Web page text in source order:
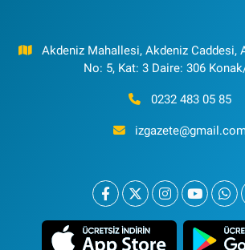
Akdeniz Mahallesi, Akdeniz Caddesi,
No: 5, Kat: 3 Daire: 306
0232 483 05 85